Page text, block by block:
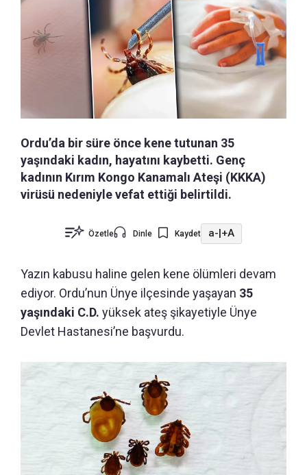
Ordu’da bir süre önce kene tutunan 35
yaşındaki kadın, hayatını kaybetti. Genç
kadının Kırım Kongo Kanamalı Ateşi (KKKA)
virüsü nedeniyle vefat ettiği belirtildi.
Özetle Dinle Kaydet a-|+A
Yazın kabusu haline gelen kene ölümleri devam
ediyor. Ordu’nun Ünye ilçesinde yaşayan 35
yaşındaki C.D. yüksek ateş şikayetiyle Ünye
Devlet Hastanesi’ne başvurdu.